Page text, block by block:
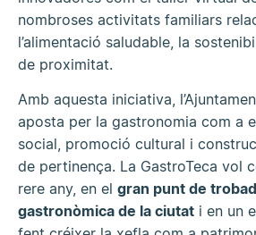
nombroses activitats familiars
l’alimentació saludable, la
de proximitat.
Amb aquesta iniciativa,
aposta per la gastronomia com a
social, promoció cultural i
de pertinença. La GastroTeca vol
rere any, en el gran punt de
gastronòmica de la ciutat i en un